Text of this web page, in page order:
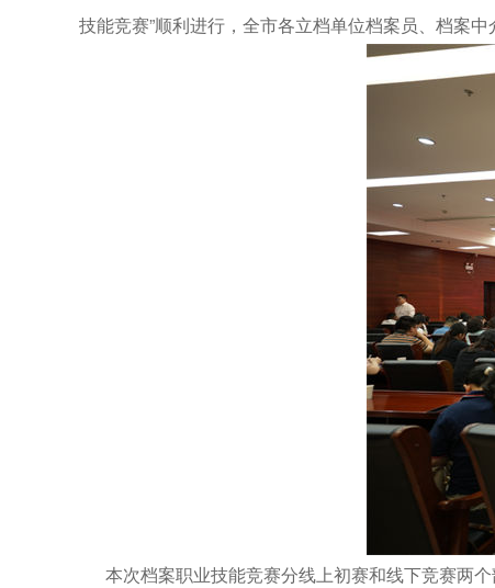
技能竞赛”顺利进行，全市各立档单位档案员、档案中
本次档案职业技能竞赛分线上初赛和线下竞赛两